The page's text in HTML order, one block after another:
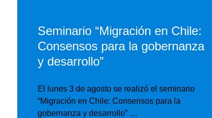
Seminario “Migración en Chile:
Consensos para la gobernanza
y desarrollo”
El lunes 3 de agosto se realizó el seminario
“Migración en Chile: Consensos para la
gobernanza y desarrollo” …